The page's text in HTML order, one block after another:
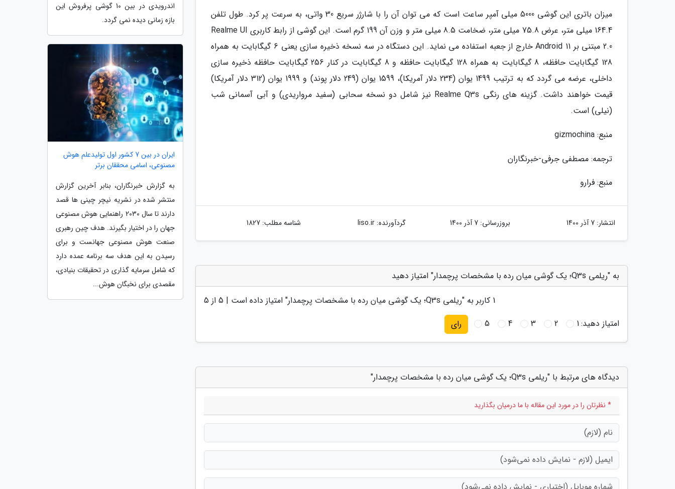
میزان باتری این گوشی 5000 میلی آمپر ساعت است که می توان آن را با شارژر سریع 30 واتی، به سرعت پر کرد. طول تلفن
164.4 میلی متر، عرض 75.8 میلی متر، ضخامت 8.5 میلی متر و وزن آن 199 گرم است. این گوشی از رابط کاربری Realme UI
2.0 مبتنی بر Android 11 خارج از جعبه استفاده می نماید. این دستگاه در سه نسخه ذخیره سازی یعنی 6 گیگابایت به همراه
128 گیگابایت حافظه، 8 گیگابایت به همراه 128 گیگابایت حافظه و 8 گیگابایت در کنار 256 گیگابایت حافظه ذخیره سازی
داخلی، عرضه می گردد که به ترتیب 1499 یوان (234 دلار آمریکا)، 1599 یوان (249 دلار پوند) و 1999 یوان (312 دلار آمریکا)
قیمت خواهند داشت. گزینه های رنگی Realme Q3s نیز شامل دو نسخه سحابی (سفید مرواریدی) و آبی آسمانی شب
(نیلی) است.
منبع: gizmochina
ترجمه: مصطفی جرفی-خبرنگاران
منبع: فرارو
انتشار: 7 آذر 1400 بروزرسانی: 7 آذر 1400 گردآورنده:liso.ir شناسه مطلب: 1827
به "ریلمی Q3s؛ یک گوشی میان رده با مشخصات پرچمدار" امتیاز دهید
1 کاربر به "ریلمی Q3s؛ یک گوشی میان رده با مشخصات پرچمدار " امتیاز داده است | 5 از 5
امتیاز دهید:1
2
3
4
5 رای
دیدگاه های مرتبط با "ریلمی Q3s؛ یک گوشی میان رده با مشخصات پرچمدار"
* نظرتان را در مورد این مقاله با ما درمیان بگذارید
اندرویدی در بین 10 گوشی پرفروش این
بازه زمانی دیده نمی گردد.
ایران در بین 7 کشور اول تولیدعلم هوش
مصنوعی، اسامی محققان برتر
به گزارش خبرنگاران، بنابر آخرین گزارش
منتشر شده در نشریه نیچر چینی ها قصد
دارند تا سال 2030 راهنمایی هوش مصنوعی
جهان را در اختیار بگیرند. هدف چین رهبری
صنعت هوش مصنوعی جهانست و برای
رسیدن به این هدف سه برنامه عمده دارد
که شامل سرمایه گذاری در تحقیقات بنیادی،
مقصدی برای نخبگان هوش...